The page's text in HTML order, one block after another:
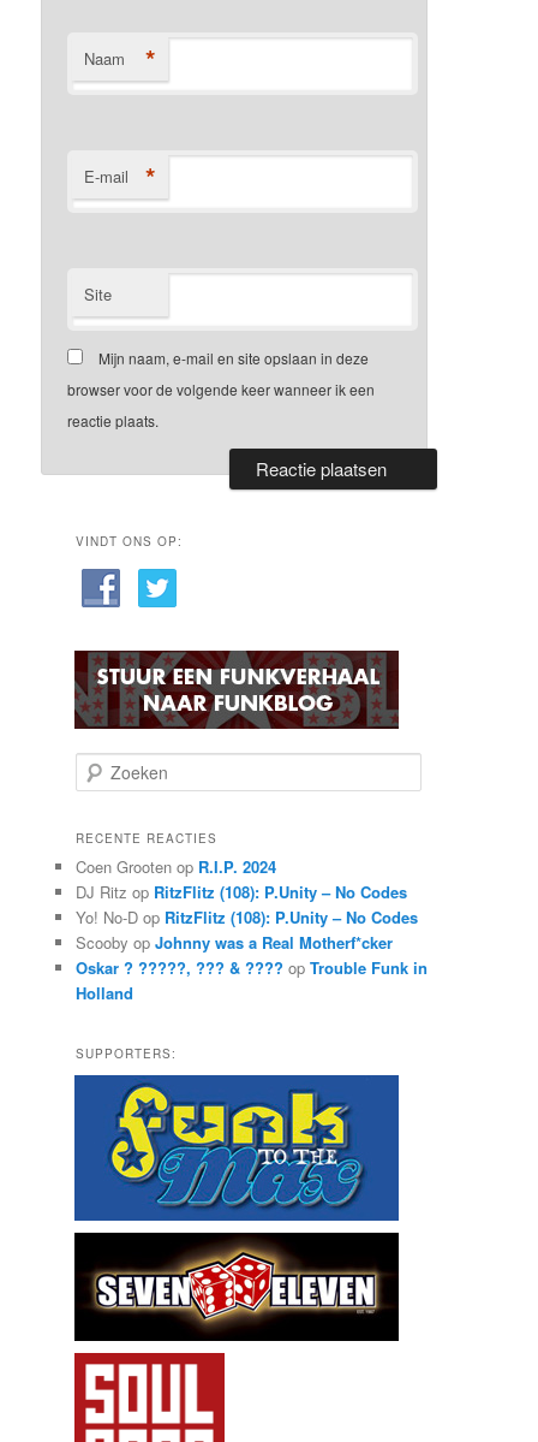
Naam *
E-mail *
Site
Mijn naam, e-mail en site opslaan in deze
browser voor de volgende keer wanneer ik een
reactie plaats.
VINDT ONS OP:
o
k
n
RECENTE REACTIES
Coen Grootenop R.I.P. 2024
DJ Ritz op RitzFlitz (108): P.Unity – No Codes
Yo! No-Dop RitzFlitz (108): P.Unity – No Codes
Scooby op Johnny was a Real Motherf*cker
Oskar ? ?????, ??? & ???? op Trouble Funk in
Holland
SUPPORTERS: